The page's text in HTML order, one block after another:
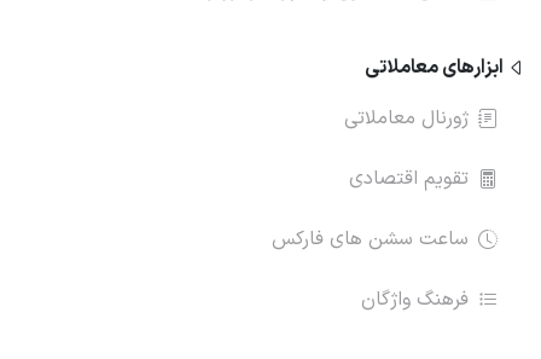
ابزارهای معاملاتی
ژورنال معاملاتی
تقویم اقتصادی
ساعت سشن های فارکس
فرهنگ واژگان